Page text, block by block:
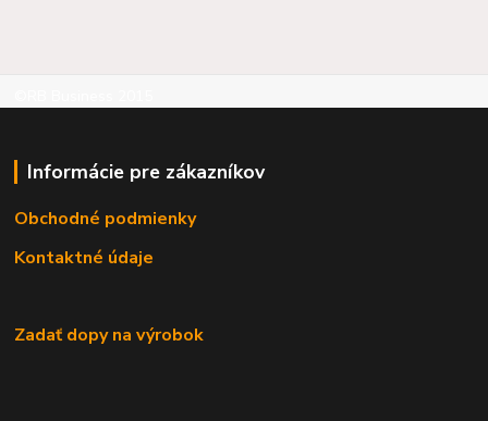
Informácie pre zákazníkov
Obchodné podmienky
Kontaktné údaje
Zadať dopy na výrobok